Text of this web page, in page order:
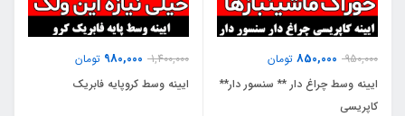
950,000
850,000 تومان
ایینه وسط چراغ دار ** سنسور دار**
کاپریسی
1,400,000
980,000 تومان
ایینه وسط کروپایه فابریک